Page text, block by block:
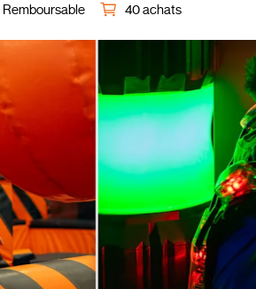
Remboursable 40 achats